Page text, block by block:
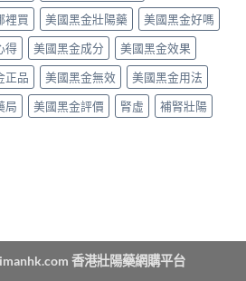
裡買 美國黑金壯陽藥
美國黑金好嗎
得 美國黑金成分
美國黑金效果
正品 美國黑金無效
美國黑金用法
局 美國黑金評價 腎虛
補腎壯陽
imanhk.com 香港壯陽藥網購平台